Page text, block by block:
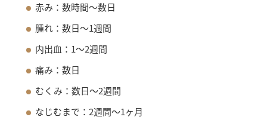
赤み：数時間〜数日
腫れ：数日〜1週間
内出血：1〜2週間
痛み：数日
むくみ：数日〜2週間
なじむまで：2週間〜1ヶ月